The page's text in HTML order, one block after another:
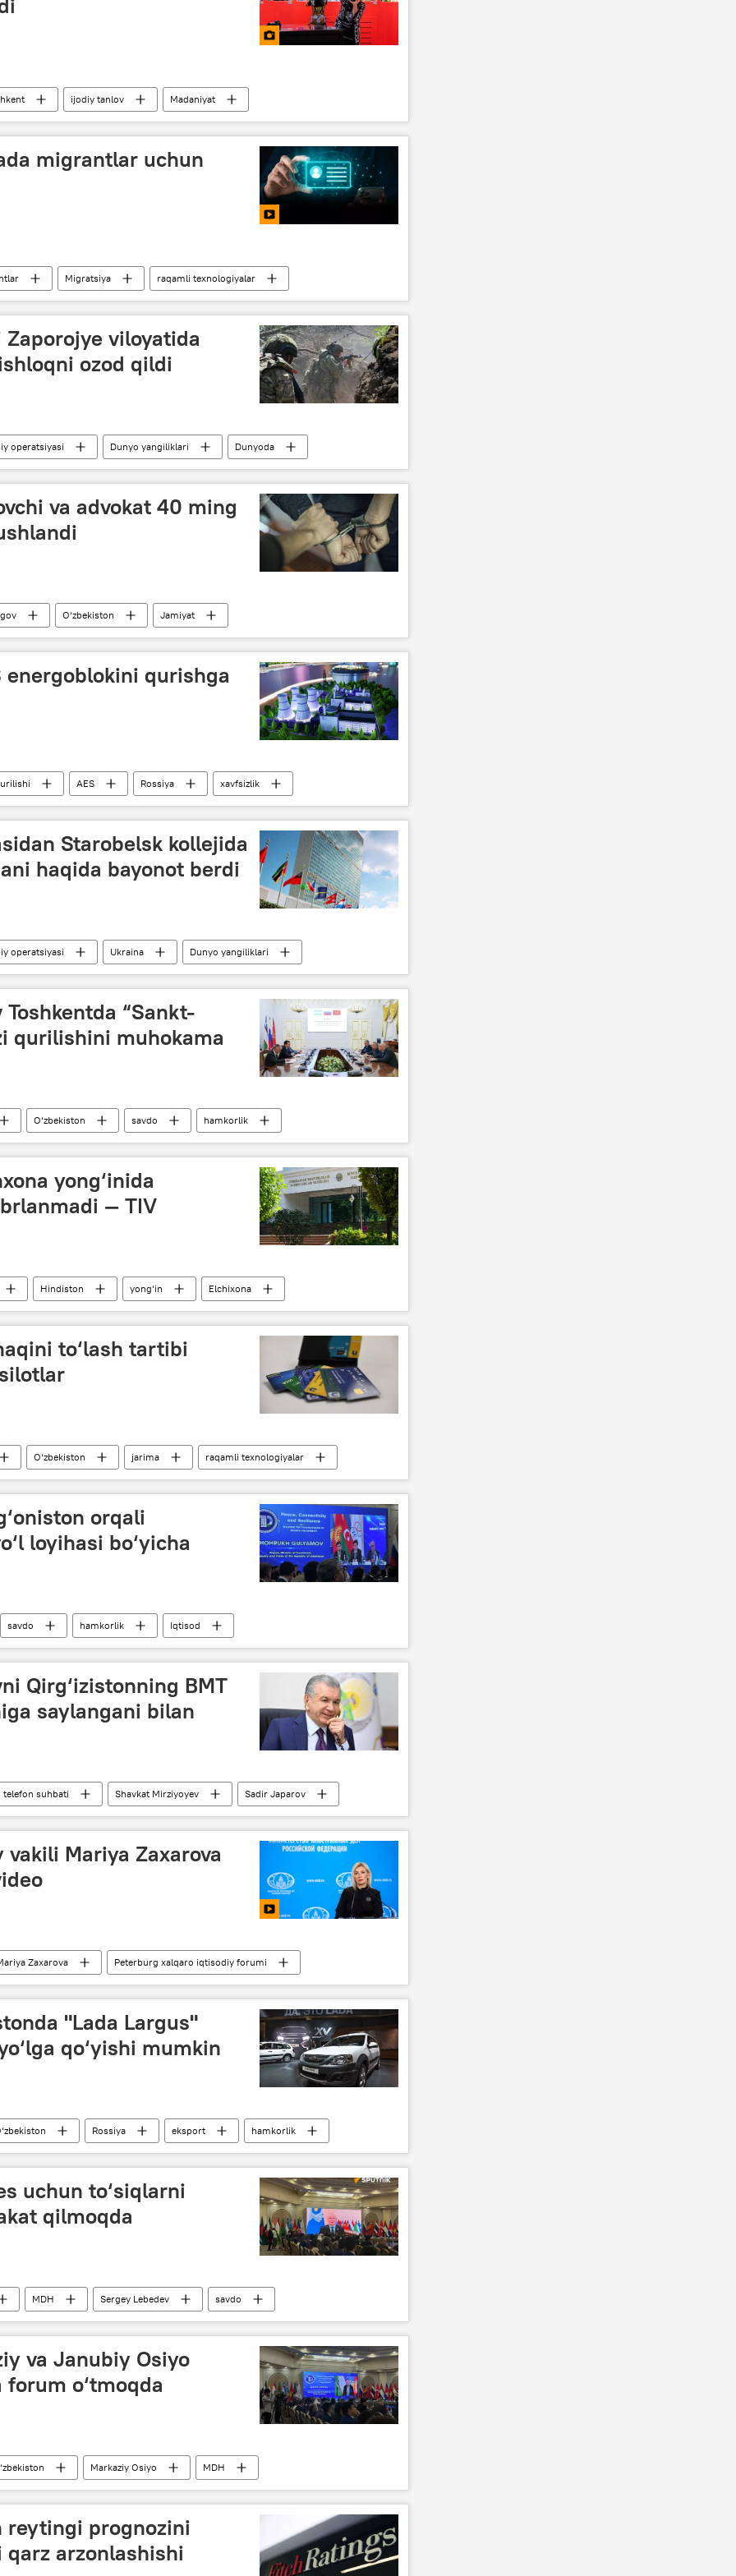
ijodiy tanlov
Madaniyat
migrantlar uchun
Migratsiya
raqamli texnologiyalar
forumi
Zaporojye viloyatida
ozod qildi
operatsiyasi Dunyo yangiliklari
Dunyoda
viloyati Ukraina Rossiya
va advokat 40 ming
O‘zbekiston
Jamiyat
Davlat xavfsizlik xizmati (DXX)
energoblokini qurishga
AES Rossiya
xavfsizlik
Jamiyat
Starobelsk kollejida
haqida bayonot berdi
operatsiyasi Ukraina
Dunyo yangiliklari
halok bo‘lganlar
“Sankt-
qurilishini muhokama
O‘zbekiston savdo
hamkorlik
Toshkent Sankt-Peterburg
yong‘inida
— TIV
Hindiston yong‘in
Elchixona
to‘lash tartibi
O‘zbekiston jarima
raqamli texnologiyalar
orqali
loyihasi bo‘yicha
savdo hamkorlik
Iqtisod
Markaziy Osiyo
Afg‘oniston
Qirg‘izistonning BMT
saylangani bilan
telefon suhbati Shavkat Mirziyoyev
Sadir Japarov
vakili Mariya Zaxarova
Zaxarova Peterburg xalqaro iqtisodiy forumi
"Lada Largus"
qo‘yishi mumkin
Rossiya eksport
hamkorlik
uchun to‘siqlarni
qilmoqda
MDH Sergey Lebedev
savdo
(ShHT) Iqtisod
va Janubiy Osiyo
forum o‘tmoqda
Markaziy Osiyo
MDH
Lebedev
reytingi prognozini
arzonlashishi